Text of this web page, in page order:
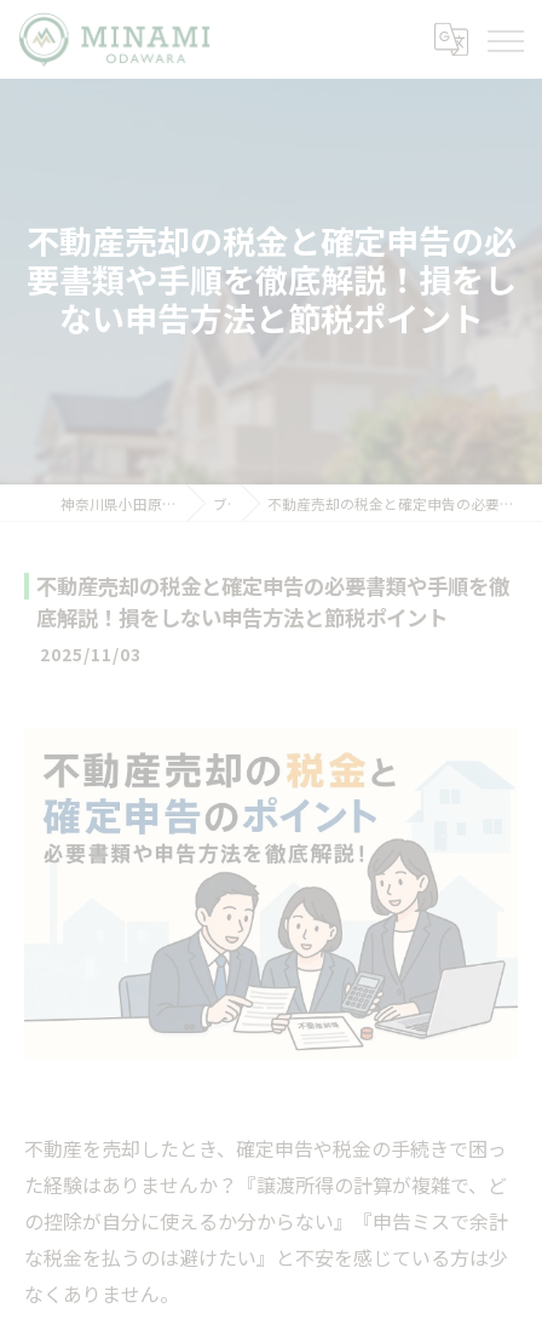
不動産売却の税金と確定申告の必
要書類や手順を徹底解説！損をし
ない申告方法と節税ポイント
神奈川県小田原市の不動産ならミナミノイエ ブログ 不動産売却の税金と確定申告の必要書類や手順を徹底解説！損をしない申告方法と節税ポイント
不動産売却の税金と確定申告の必要書類や手順を徹
底解説！損をしない申告方法と節税ポイント
2025/11/03
不動産を売却したとき、確定申告や税金の手続きで困っ
た経験はありませんか？『譲渡所得の計算が複雑で、ど
の控除が自分に使えるか分からない』『申告ミスで余計
な税金を払うのは避けたい』と不安を感じている方は少
なくありません。